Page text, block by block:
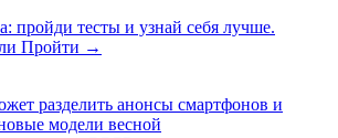
пройди тесты и узнай себя лучше.
Пройти →
разделить анонсы смартфонов и
модели весной